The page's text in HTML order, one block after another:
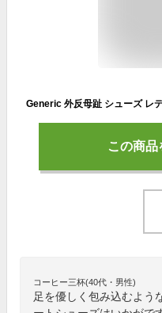
この商品
コーヒー三杯(40代・男性)
足を優しく包み込むよう